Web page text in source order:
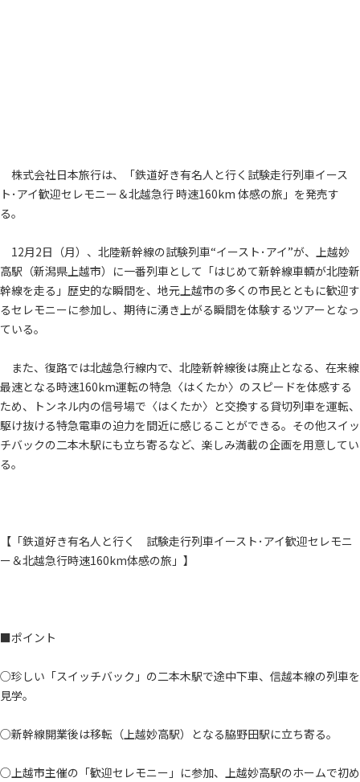
株式会社日本旅行は、「鉄道好き有名人と行く試験走行列車イース
ト･アイ歓迎セレモニー＆北越急行 時速160km 体感の旅」を発売す
る。
12月2日（月）、北陸新幹線の試験列車“イースト･アイ”が、上越妙
高駅（新潟県上越市）に一番列車として「はじめて新幹線車輌が北陸新
幹線を走る」歴史的な瞬間を、地元上越市の多くの市民とともに歓迎す
るセレモニーに参加し、期待に湧き上がる瞬間を体験するツアーとなっ
ている。
また、復路では北越急行線内で、北陸新幹線後は廃止となる、在来線
最速となる時速160km運転の特急〈はくたか〉のスピードを体感する
ため、トンネル内の信号場で〈はくたか〉と交換する貸切列車を運転、
駆け抜ける特急電車の迫力を間近に感じることができる。その他スイッ
チバックの二本木駅にも立ち寄るなど、楽しみ満載の企画を用意してい
る。
【「鉄道好き有名人と行く 試験走行列車イースト･アイ歓迎セレモニ
ー＆北越急行時速160km体感の旅」】
■ポイント
○珍しい「スイッチバック」の二本木駅で途中下車、信越本線の列車を
見学。
○新幹線開業後は移転（上越妙高駅）となる脇野田駅に立ち寄る。
○上越市主催の「歓迎セレモニー」に参加、上越妙高駅のホームで初め